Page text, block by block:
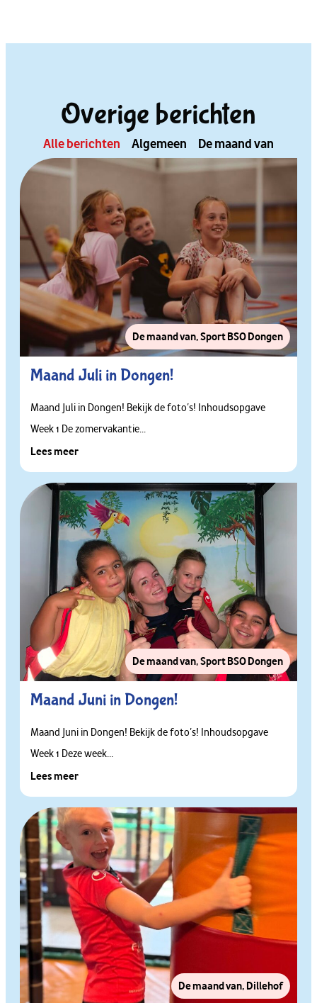
Overige berichten
Algemeen De maand van
Alle berichten
De maand van,Sport BSO Dongen
Maand Juli in Dongen!
Maand Juli in Dongen! Bekijk de foto’s! Inhoudsopgave
Week 1 De zomervakantie...
Lees meer
De maand van,Sport BSO Dongen
Maand Juni in Dongen!
Maand Juni in Dongen! Bekijk de foto’s! Inhoudsopgave
Week 1 Deze week...
Lees meer
De maand van, Dillehof